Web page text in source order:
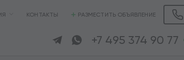
КОНТАКТЫ РАЗМЕСТИТЬ ОБЪЯВЛЕНИЕ
+7 495 374 90 77